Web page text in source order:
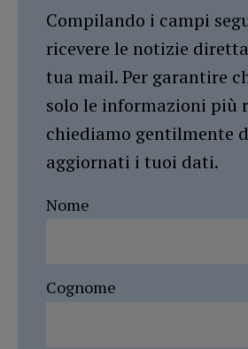
Compilando i campi
ricevere le notizie
tua mail. Per garantire
solo le informazioni più
chiediamo gentilmente
aggiornati i tuoi dati.
Nome
Cognome